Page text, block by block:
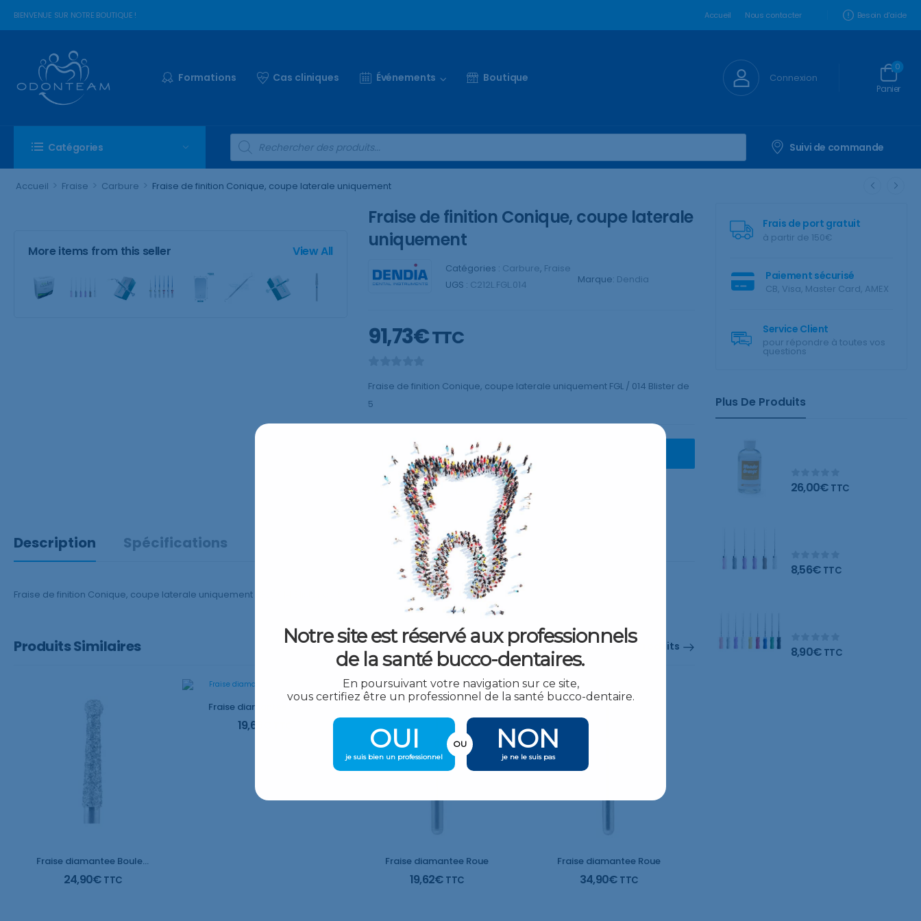
BIENVENUE SUR NOTRE BOUTIQUE ! Accueil Nous contacter Besoin d'aide
Formations Cas cliniques Événements Boutique Connexion
Panier
0
Catégories Suivi de commande
Accueil > Fraise > Carbure > Fraise de finition Conique, coupe laterale uniquement
Frais de port gratuit
à partir de 150€
Paiement sécurisé
CB, Visa, Master Card, AMEX
Service Client
pour répondre à toutes vos
questions
Plus De Produits
26,00€ TTC
8,56€ TTC
8,90€ TTC
More items from this seller View All
Fraise de finition Conique, coupe laterale
uniquement
Catégories : Carbure, Fraise
UGS : C212L.FGL.014 Marque: Dendia
91,73€TTC
Fraise de finition Conique, coupe laterale uniquement FGL / 014 Blister de
5
Description Spécifications
Fraise de finition Conique, coupe laterale uniquement FGL / 014 Blister de 5
Produits Similaires Plus De Produits
Fraise diamantee Boule conique avec collier, long
24,90€ TTC
19,66
Fraise diamantee Roue
19,62€ TTC
Fraise diamantee Roue
34,90€ TTC
Notre site est réservé aux professionnels
de la santé bucco-dentaires.
En poursuivant votre navigation sur ce site,
vous certifiez être un professionnel de la santé bucco-dentaire.
OUI
je suis bien un professionnel
NON
je ne le suis pas
OU